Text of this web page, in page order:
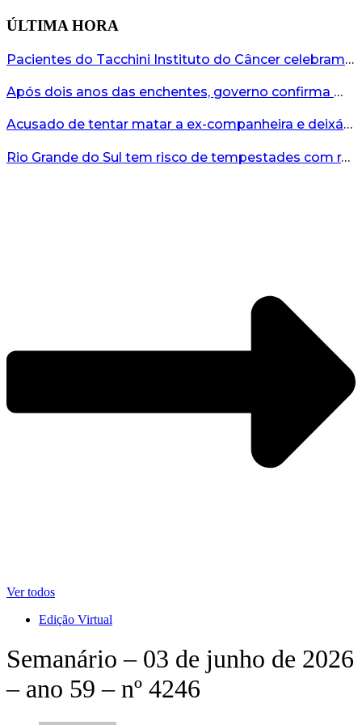
ÚLTIMA HORA
Pacientes do Tacchini Instituto do Câncer celebram Dia dos Pais com cuidado e relaxamento...
Após dois anos das enchentes, governo confirma mais de R$19 milhões para nova ponte no Vale do Taquari...
Acusado de tentar matar a ex-companheira e deixá-la paraplégica é condenado na Serra Gaúcha...
Rio Grande do Sul tem risco de tempestades com rajadas de ventos nos próximos dias...
Ver todos
Edição Virtual
Semanário – 03 de junho de 2026
– ano 59 – nº 4246